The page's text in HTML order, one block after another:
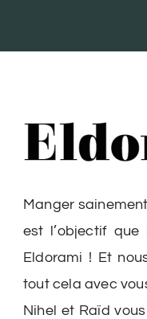
Manger
est l’objectif
Eldorami ! Et
tout cela avec
Nihel et Raïd